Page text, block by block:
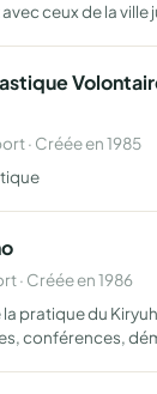
ceux de la ville
· Créée en 1985
· Créée en 1986
pratique du
conférences,